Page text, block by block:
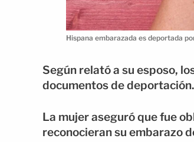
Hispana embarazada es deportada
Según relató a su esposo,
documentos de deportación.
La mujer aseguró que fue
reconocieran su embarazo